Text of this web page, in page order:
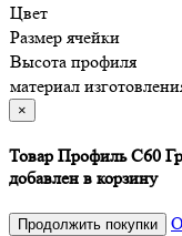
Цвет
Размер ячейки
Высота профиля
материал
×
Товар Профиль С60
добавлен в корзину
Продолжить покупки